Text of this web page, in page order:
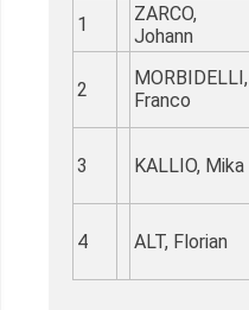
1
ZARCO,
Johann
2
MORBIDELLI,
Franco
3 KALLIO, Mika
4 ALT, Florian